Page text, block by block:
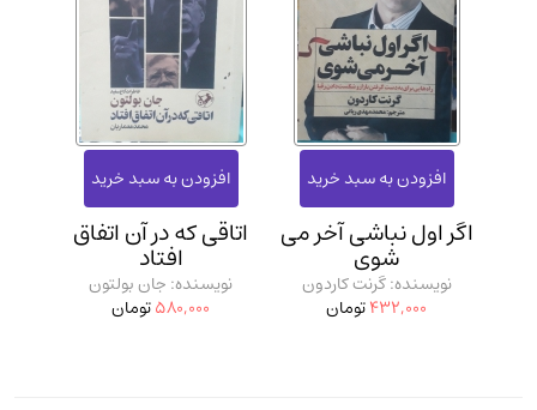
اگر اول نباشی آخر می
شوی
نویسنده: گرنت کاردون
432,000تومان
اتاقی که در آن اتفاق
افتاد
نویسنده: جان بولتون
580,000تومان